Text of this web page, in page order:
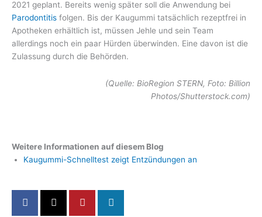
2021 geplant. Bereits wenig später soll die Anwendung bei
Parodontitis folgen. Bis der Kaugummi tatsächlich rezeptfrei in
Apotheken erhältlich ist, müssen Jehle und sein Team
allerdings noch ein paar Hürden überwinden. Eine davon ist die
Zulassung durch die Behörden.
(Quelle: BioRegion STERN, Foto: Billion
Photos/Shutterstock.com)
Weitere Informationen auf diesem Blog
Kaugummi-Schnelltest zeigt Entzündungen an